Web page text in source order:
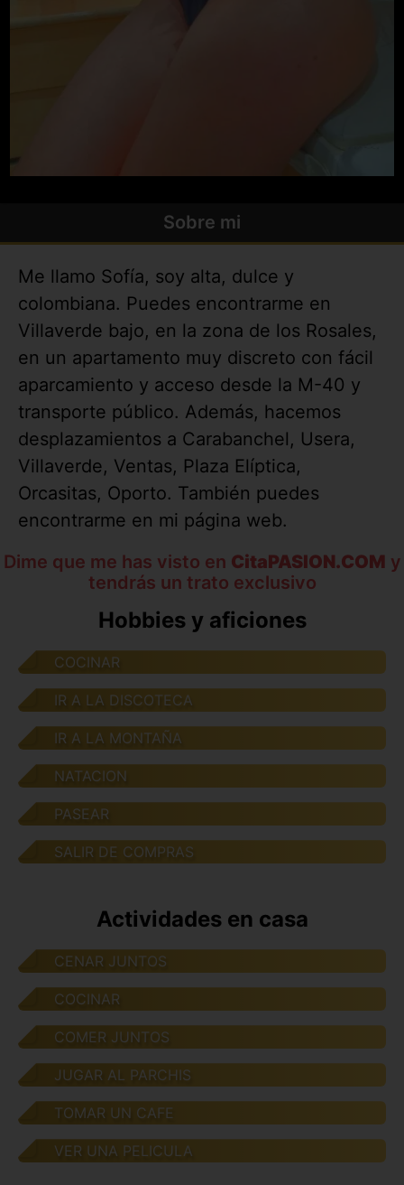
Sobre mi
Me llamo Sofía, soy alta, dulce y
colombiana. Puedes encontrarme en
Villaverde bajo, en la zona de los Rosales,
en un apartamento muy discreto con fácil
aparcamiento y acceso desde la M-40 y
transporte público. Además, hacemos
desplazamientos a Carabanchel, Usera,
Villaverde, Ventas, Plaza Elíptica,
Orcasitas, Oporto. También puedes
encontrarme en mi página web.
Dime que me has visto en CitaPASION.COM y
tendrás un trato exclusivo
Hobbies y aficiones
COCINAR
IR A LA DISCOTECA
IR A LA MONTAÑA
NATACION
PASEAR
SALIR DE COMPRAS
Actividades en casa
CENAR JUNTOS
COCINAR
COMER JUNTOS
JUGAR AL PARCHIS
TOMAR UN CAFE
VER UNA PELICULA